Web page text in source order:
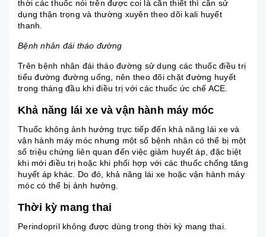
thời các thuốc nói trên được coi là cần thiết thì cần sử
dụng thận trọng và thường xuyên theo dõi kali huyết
thanh.
Bệnh nhân đái tháo đường
Trên bệnh nhân đái tháo đường sử dụng các thuốc điều trị
tiểu đường đường uống, nên theo đõi chặt đường huyết
trong tháng đầu khi điều trị với các thuốc ức chế ACE.
Khả năng lái xe và vận hành máy móc
Thuốc không ảnh hưởng trực tiếp đến khả năng lái xe và
vận hành máy móc nhưng một số bệnh nhân có thể bị một
số triệu chứng liên quan đến việc giảm huyết áp, đặc biệt
khi mới điều trị hoặc khi phối hợp với các thuốc chống tăng
huyết áp khác. Do đó, khả năng lái xe hoặc vận hành máy
móc có thể bị ảnh hưởng.
Thời kỳ mang thai
Perindopril không được dùng trong thời kỳ mang thai.